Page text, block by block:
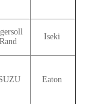
Rand
Iseki
Eaton